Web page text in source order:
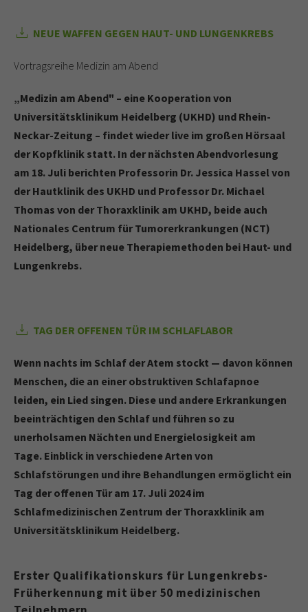
NEUE WAFFEN GEGEN HAUT- UND LUNGENKREBS
Vortragsreihe Medizin am Abend
„Medizin am Abend" – eine Kooperation von
Universitätsklinikum Heidelberg (UKHD) und Rhein-
Neckar-Zeitung – findet wieder live im großen Hörsaal
der Kopfklinik statt. In der nächsten Abendvorlesung
am 18. Juli berichten Professorin Dr. Jessica Hassel von
der Hautklinik des UKHD und Professor Dr. Michael
Thomas von der Thoraxklinik am UKHD, beide auch
Nationales Centrum für Tumorerkrankungen (NCT)
Heidelberg, über neue Therapiemethoden bei Haut- und
Lungenkrebs.
TAG DER OFFENEN TÜR IM SCHLAFLABOR
Wenn nachts im Schlaf der Atem stockt — davon können
Menschen, die an einer obstruktiven Schlafapnoe
leiden, ein Lied singen. Diese und andere Erkrankungen
beeinträchtigen den Schlaf und führen so zu
unerholsamen Nächten und Energielosigkeit am
Tage. Einblick in verschiedene Arten von
Schlafstörungen und ihre Behandlungen ermöglicht ein
Tag der offenen Tür am 17. Juli 2024 im
Schlafmedizinischen Zentrum der Thoraxklinik am
Universitätsklinikum Heidelberg.
Erster Qualifikationskurs für Lungenkrebs-
Früherkennung mit über 50 medizinischen